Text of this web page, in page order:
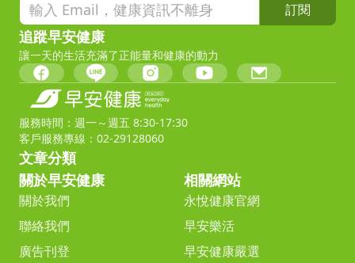
訂閱
追蹤早安健康
讓一天的生活充滿了正能量和健康的動力
服務時間：週一～週五 8:30-17:30
客戶服務專線：02-29128060
文章分類
關於早安健康
關於我們
聯絡我們
廣告刊登
相關網站
永悅健康官網
早安樂活
早安健康嚴選